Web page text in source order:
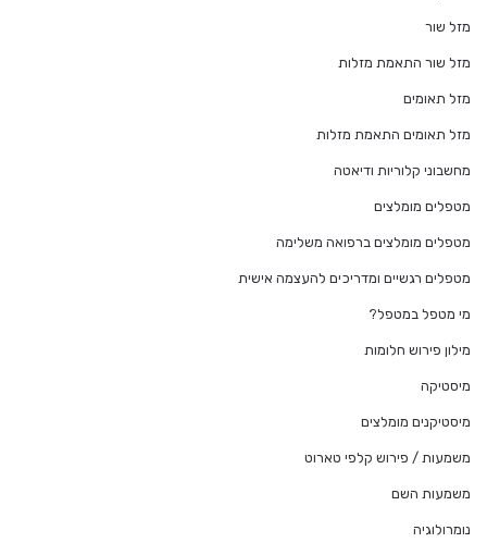
מזל שור
מזל שור התאמת מזלות
מזל תאומים
מזל תאומים התאמת מזלות
מחשבוני קלוריות ודיאטה
מטפלים מומלצים
מטפלים מומלצים ברפואה משלימה
מטפלים רגשיים ומדריכים להעצמה אישית
מי מטפל במטפל?
מילון פירוש חלומות
מיסטיקה
מיסטיקנים מומלצים
משמעות / פירוש קלפי טארוט
משמעות השם
נומרולוגיה